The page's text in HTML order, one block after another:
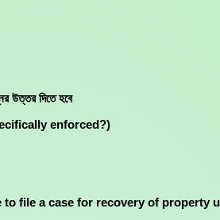
উত্তর দিতে হবে
specifically enforced?)
it take to file a case for recovery of